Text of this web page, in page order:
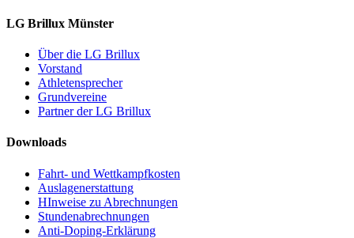
LG Brillux Münster
Über die LG Brillux
Vorstand
Athletensprecher
Grundvereine
Partner der LG Brillux
Downloads
Fahrt- und Wettkampfkosten
Auslagenerstattung
HInweise zu Abrechnungen
Stundenabrechnungen
Anti-Doping-Erklärung